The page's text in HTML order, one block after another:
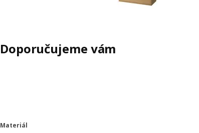
Doporučujeme vám
Materiál